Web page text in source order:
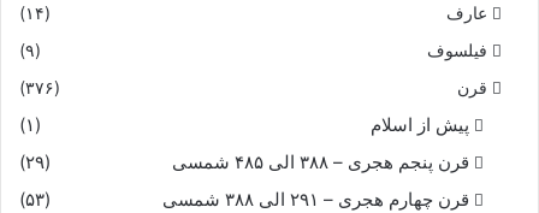
عارف
(۱۴)
فیلسوف
(۹)
قرن
(۳۷۶)
پیش از اسلام
(۱)
قرن پنجم هجری – ۳۸۸ الی ۴۸۵ شمسی
(۲۹)
قرن چهارم هجری – ۲۹۱ الی ۳۸۸ شمسی
(۵۳)